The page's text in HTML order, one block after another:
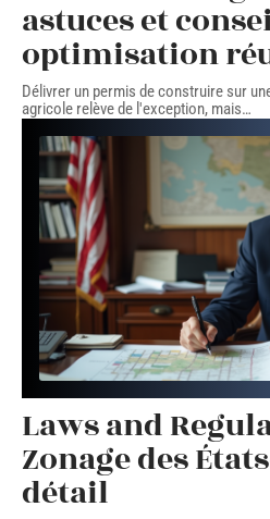
astuces et
optimisation
Délivrer un permis de construire sur
agricole relève de l'exception, mais…
Laws and
Zonage des
détail